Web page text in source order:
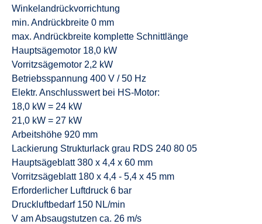
Winkelandrückvorrichtung
min. Andrückbreite 0 mm
max. Andrückbreite komplette Schnittlänge
Hauptsägemotor 18,0 kW
Vorritzsägemotor 2,2 kW
Betriebsspannung 400 V / 50 Hz
Elektr. Anschlusswert bei HS-Motor:
18,0 kW = 24 kW
21,0 kW = 27 kW
Arbeitshöhe 920 mm
Lackierung Strukturlack grau RDS 240 80 05
Hauptsägeblatt 380 x 4,4 x 60 mm
Vorritzsägeblatt 180 x 4,4 - 5,4 x 45 mm
Erforderlicher Luftdruck 6 bar
Druckluftbedarf 150 NL/min
V am Absaugstutzen ca. 26 m/s